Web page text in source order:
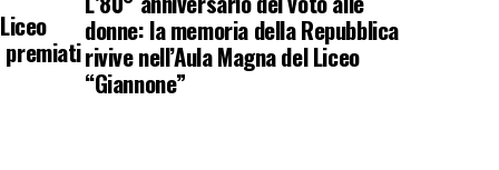
premiati
donne: la memoria della Repubblica
rivive nell’Aula Magna del Liceo
“Giannone”